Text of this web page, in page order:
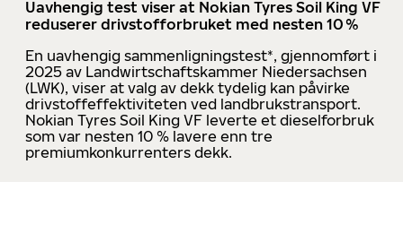
Uavhengig test viser at Nokian Tyres Soil King VF
reduserer drivstofforbruket med nesten 10 %
En uavhengig sammenligningstest*, gjennomført i
2025 av Landwirtschaftskammer Niedersachsen
(LWK), viser at valg av dekk tydelig kan påvirke
drivstoffeffektiviteten ved landbrukstransport.
Nokian Tyres Soil King VF leverte et dieselforbruk
som var nesten 10 % lavere enn tre
premiumkonkurrenters dekk.